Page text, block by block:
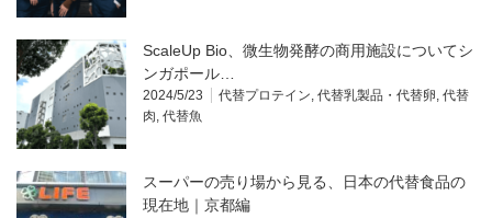
ScaleUp Bio、微生物発酵の商用施設についてシ
ンガポール…
2024/5/23 代替プロテイン, 代替乳製品・代替卵, 代替
肉, 代替魚
スーパーの売り場から見る、日本の代替食品の
現在地｜京都編